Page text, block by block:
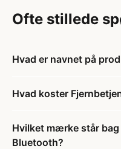
Ofte stillede
Hvad er navnet på
Hvad koster
Hvilket mærke står
Bluetooth?